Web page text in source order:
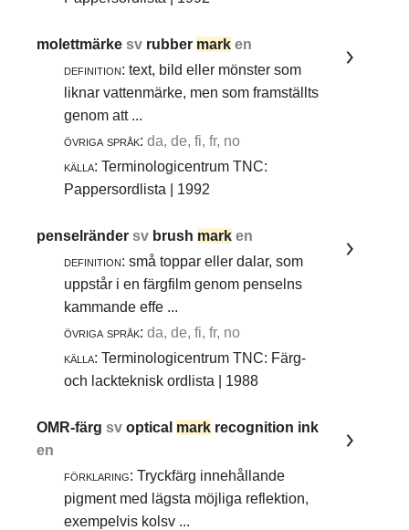
molettmärkesv rubber mark en
definition: text, bild eller mönster som
liknar vattenmärke, men som framställts
genom att ...
övriga språk: da, de, fi, fr, no
källa: Terminologicentrum TNC:
Pappersordlista | 1992
penselrändersv brush mark en
definition: små toppar eller dalar, som
uppstår i en färgfilm genom penselns
kammande effe ...
övriga språk: da, de, fi, fr, no
källa: Terminologicentrum TNC: Färg-
och lackteknisk ordlista | 1988
OMR-färgsvoptical mark recognition ink
en
förklaring: Tryckfärg innehållande
pigment med lägsta möjliga reflektion,
exempelvis kolsv ...